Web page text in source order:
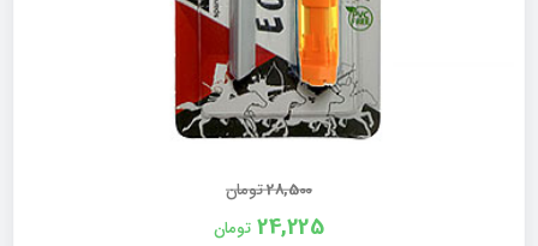
28,500تومان
24,225 تومان